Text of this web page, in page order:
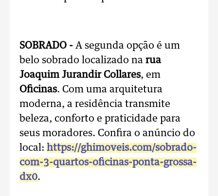
SOBRADO - A segunda opção é um
belo sobrado localizado na rua
Joaquim Jurandir Collares, em
Oficinas. Com uma arquitetura
moderna, a residência transmite
beleza, conforto e praticidade para
seus moradores. Confira o anúncio do
local: https://ghimoveis.com/sobrado-
com-3-quartos-oficinas-ponta-grossa-
dx0.